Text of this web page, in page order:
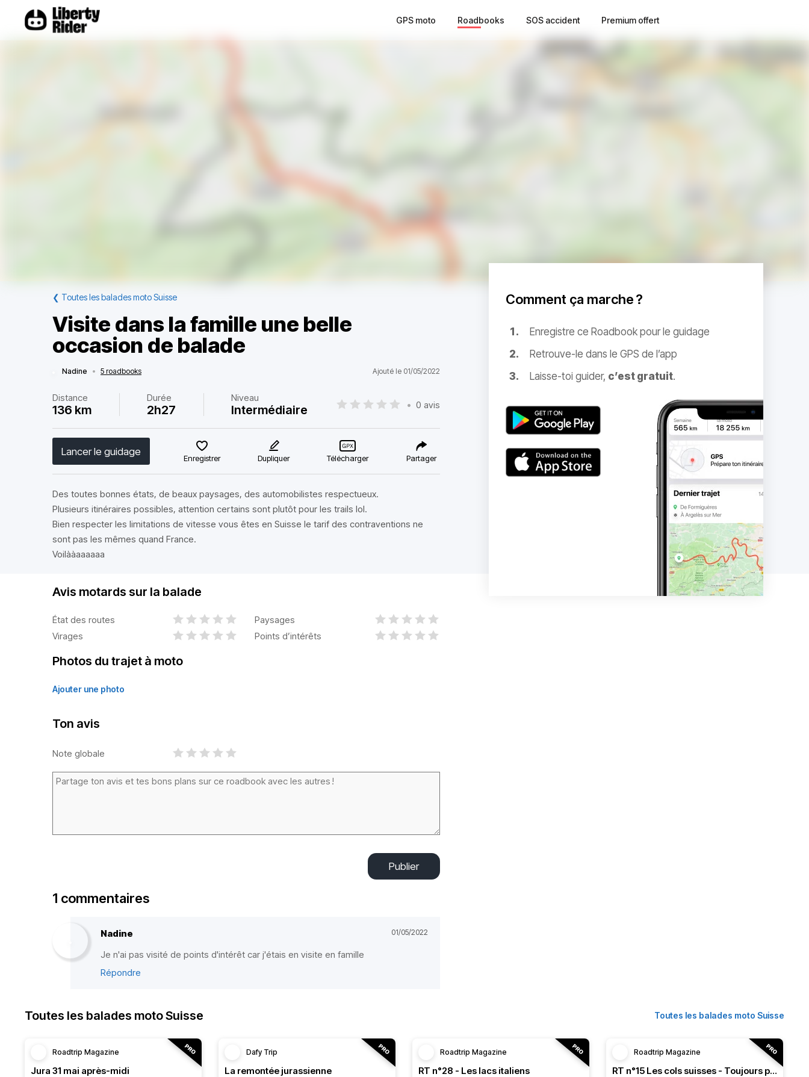
GPS moto Roadbooks SOS accident Premium offert
❮ Toutes les balades moto Suisse
Visite dans la famille une belle
occasion de balade
Nadine • 5 roadbooks Ajouté le 01/05/2022
Distance
136 km
Durée
2h27
Niveau
Intermédiaire • 0 avis
Lancer le guidage
Enregistrer Dupliquer Télécharger Partager
Des toutes bonnes états, de beaux paysages, des automobilistes respectueux.
Plusieurs itinéraires possibles, attention certains sont plutôt pour les trails lol.
Bien respecter les limitations de vitesse vous êtes en Suisse le tarif des contraventions ne
sont pas les mêmes quand France.
Voilààaaaaaa
Comment ça marche ?
Enregistre ce Roadbook pour le guidage
Retrouve-le dans le GPS de l’app
Laisse-toi guider, c’est gratuit.
Avis motards sur la balade
État des routes
Paysages
Virages
Points d’intérêts
Photos du trajet à moto
Ajouter une photo
Ton avis
Note globale
Publier
1 commentaires
Nadine 01/05/2022
Je n'ai pas visité de points d'intérêt car j'étais en visite en famille
Répondre
Toutes les balades moto Suisse Toutes les balades moto Suisse
Roadtrip Magazine
Jura 31 mai après-midi
Dafy Trip
La remontée jurassienne
Roadtrip Magazine
RT n°28 - Les lacs italiens
Roadtrip Magazine
RT n°15 Les cols suisses - Toujours plus haut !